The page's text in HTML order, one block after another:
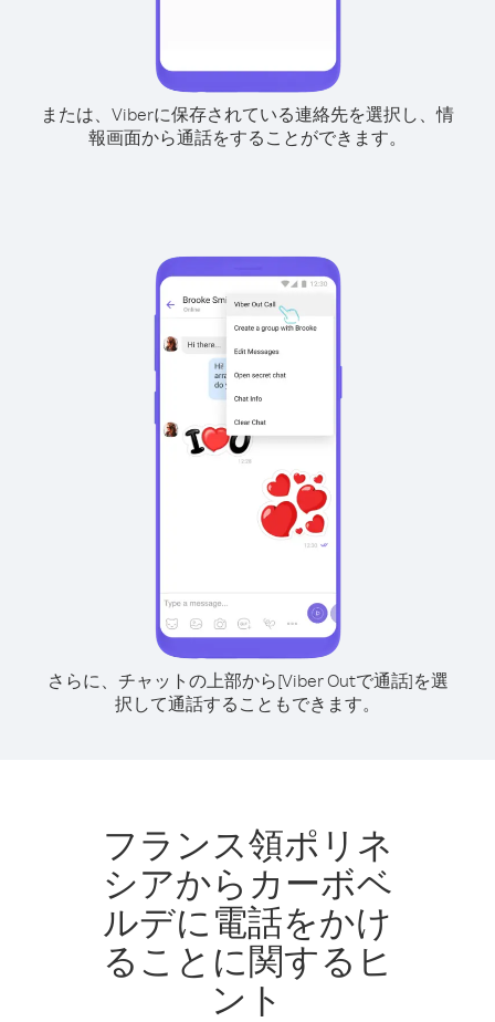
または、Viberに保存されている連絡先を選択し、情
報画面から通話をすることができます。
さらに、チャットの上部から[Viber Outで通話]を選
択して通話することもできます。
フランス領ポリネ
シアからカーボベ
ルデに電話をかけ
ることに関するヒ
ント